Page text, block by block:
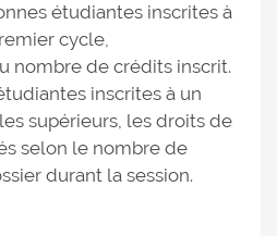
étudiantes inscrites à
cycle,
nombre de crédits inscrit.
inscrites à un
supérieurs, les droits de
selon le nombre de
durant la session.